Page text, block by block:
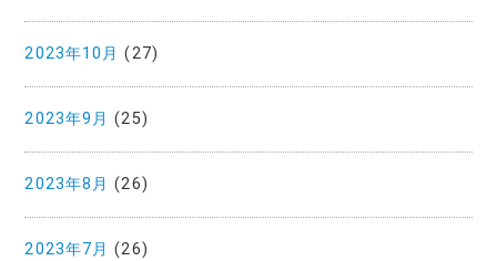
2023年10月 (27)
2023年9月 (25)
2023年8月 (26)
2023年7月 (26)